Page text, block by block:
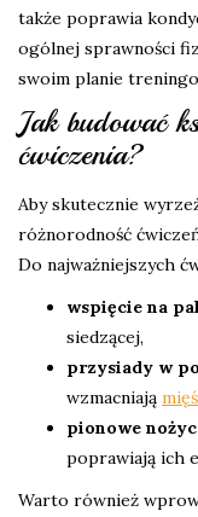
także poprawia
ogólnej sprawności
swoim planie
Jak budować
ćwiczenia?
Aby skutecznie
różnorodność
Do najważniejszych
wspięcie na
siedzącej,
przysiady w
wzmacniają
pionowe
poprawiają ich
Warto również